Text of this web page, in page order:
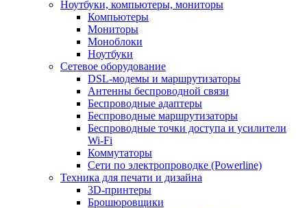
Ноутбуки, компьютеры, мониторы
Компьютеры
Мониторы
Моноблоки
Ноутбуки
Сетевое оборудование
DSL-модемы и маршрутизаторы
Антенны беспроводной связи
Беспроводные адаптеры
Беспроводные маршрутизаторы
Беспроводные точки доступа и усилители
Wi-Fi
Коммутаторы
Сети по электропроводке (Powerline)
Техника для печати и дизайна
3D-принтеры
Брошюровщики